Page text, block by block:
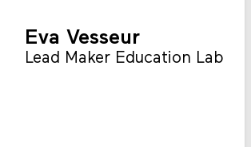
Eva Vesseur
Lead Maker Education Lab